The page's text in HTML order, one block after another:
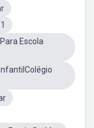
Escola